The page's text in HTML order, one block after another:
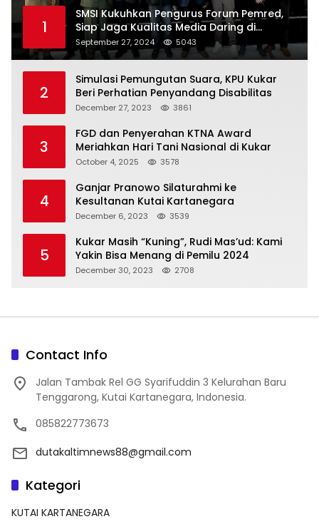
1
SMSI Kukuhkan Pengurus Forum Pemred,
Siap Jaga Kualitas Media Daring di
Indonesia
September 27, 2024 5043
2
Simulasi Pemungutan Suara, KPU Kukar
Beri Perhatian Penyandang Disabilitas
December 27, 2023 3861
3
FGD dan Penyerahan KTNA Award
Meriahkan Hari Tani Nasional di Kukar
October 4, 2025 3578
4
Ganjar Pranowo Silaturahmi ke
Kesultanan Kutai Kartanegara
December 6, 2023 3539
5
Kukar Masih “Kuning”, Rudi Mas’ud: Kami
Yakin Bisa Menang di Pemilu 2024
December 30, 2023 2708
Contact Info
Jalan Tambak Rel GG Syarifuddin 3 Kelurahan Baru
Tenggarong, Kutai Kartanegara, Indonesia.
085822773673
dutakaltimnews88@gmail.com
Kategori
KUTAI KARTANEGARA